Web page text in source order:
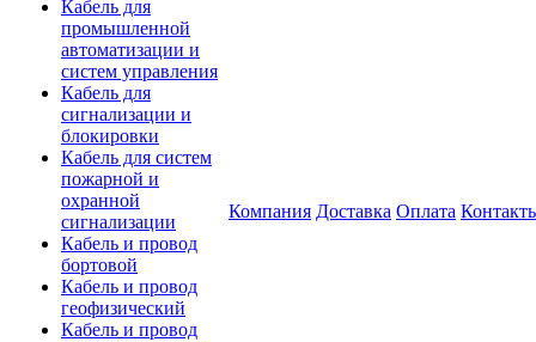
Кабель для
промышленной
автоматизации и
систем управления
Кабель для
сигнализации и
блокировки
Кабель для систем
пожарной и
охранной
сигнализации
Кабель и провод
бортовой
Кабель и провод
геофизический
Кабель и провод
Компания Доставка Оплата